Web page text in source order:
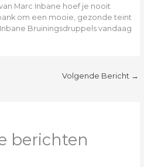
Marc Inbane hoef je nooit
om een mooie, gezonde teint
Bruiningsdruppels vandaag
Volgende Bericht →
berichten